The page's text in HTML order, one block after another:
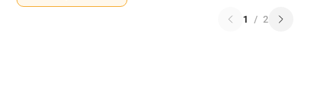
1 / 2